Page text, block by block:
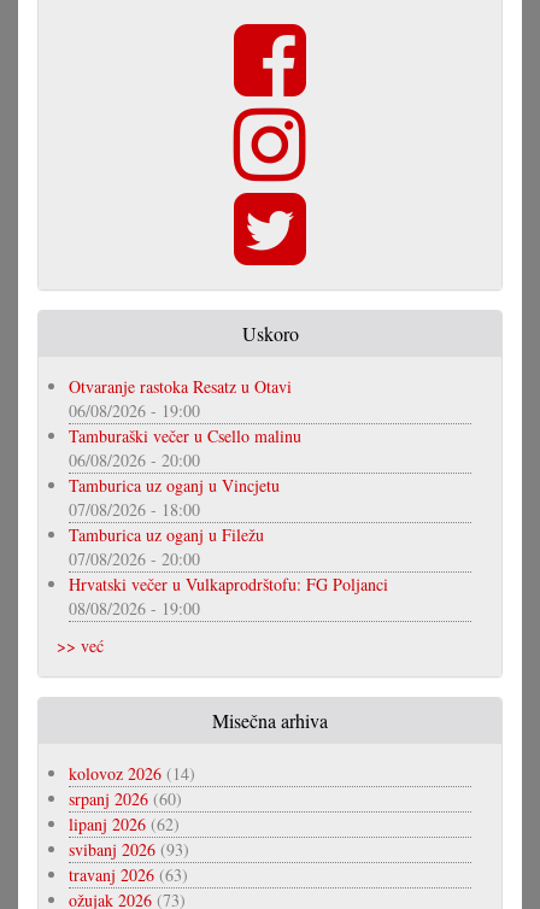
Uskoro
Otvaranje rastoka Resatz u Otavi
06/08/2026 - 19:00
Tamburaški večer u Csello malinu
06/08/2026 - 20:00
Tamburica uz oganj u Vincjetu
07/08/2026 - 18:00
Tamburica uz oganj u Filežu
07/08/2026 - 20:00
Hrvatski večer u Vulkaprodrštofu: FG Poljanci
08/08/2026 - 19:00
>> već
Misečna arhiva
kolovoz 2026 (14)
srpanj 2026 (60)
lipanj 2026 (62)
svibanj 2026 (93)
travanj 2026 (63)
ožujak 2026 (73)